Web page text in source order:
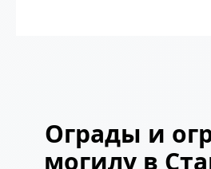
Ограды и
могилу в